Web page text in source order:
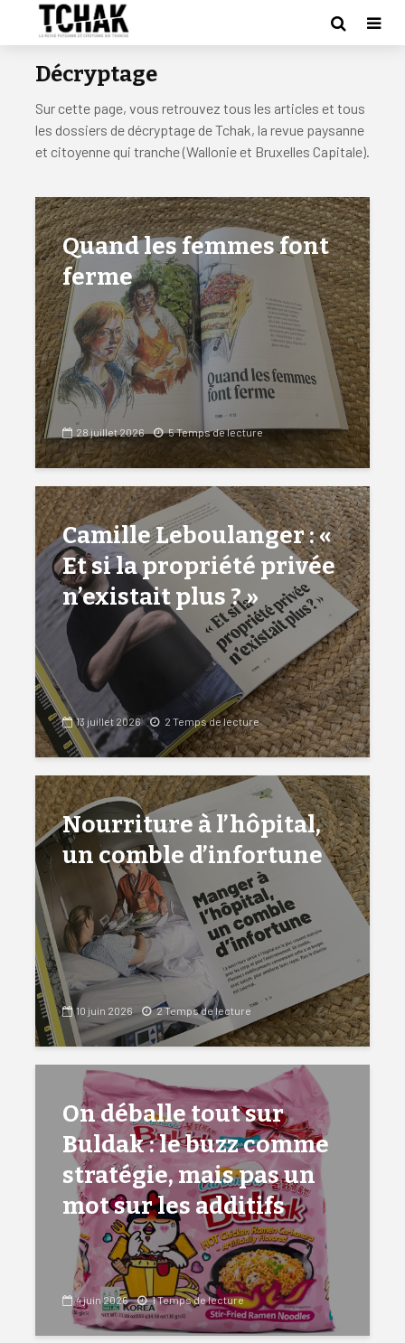
Décryptage
Sur cette page, vous retrouvez tous les articles et tous
les dossiers de décryptage de Tchak, la revue paysanne
et citoyenne qui tranche (Wallonie et Bruxelles Capitale).
Quand les femmes font
ferme
28 juillet 2026 5 Temps de lecture
Camille Leboulanger : «
Et si la propriété privée
n’existait plus ? »
13 juillet 2026 2 Temps de lecture
Nourriture à l’hôpital,
un comble d’infortune
10 juin 2026 2 Temps de lecture
On déballe tout sur
Buldak : le buzz comme
stratégie, mais pas un
mot sur les additifs
4 juin 2026 1 Temps de lecture